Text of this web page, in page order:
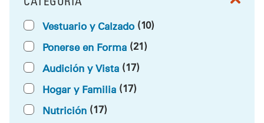
FILTRAR POR
Vestuario y Calzado (10)
Ponerse en Forma (21)
Audición y Vista (17)
Hogar y Familia (17)
Nutrición (17)